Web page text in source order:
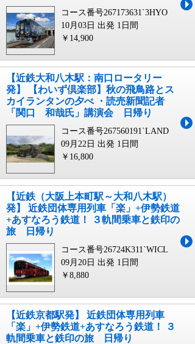
コース番号267173631`3HYO
10月03日 出発 1日間
￥14,900
【近鉄大和八木駅：南口ロータリー
発】 【わいず倶楽部】秋の飛鳥路とス
カイランタンの夕べ ・読売新聞記者
「関口 和哉氏」講演会 日帰り
コース番号267560191`LAND
09月22日 出発 1日間
￥16,800
【近鉄（大阪上本町駅～大和八木駅）
発】 近鉄団体専用列⾞「楽」+伊勢鉄道
+あすなろう鉄道！ ３軌間乗車と鉄印の
旅 日帰り
コース番号26724K311`WICL
09月20日 出発 1日間
￥8,880
【近鉄京都駅発】 近鉄団体専用列⾞
「楽」+伊勢鉄道+あすなろう鉄道！ ３
軌間乗車と鉄印の旅 日帰り